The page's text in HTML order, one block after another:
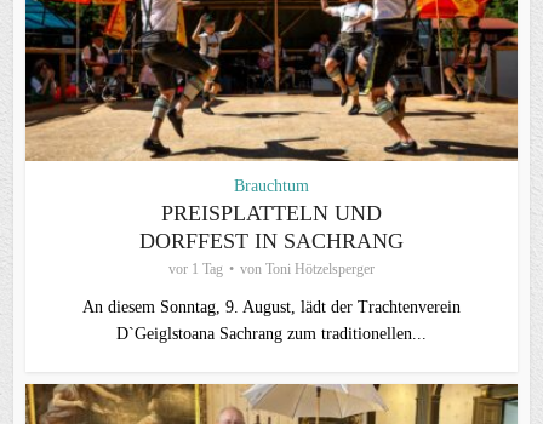
Brauchtum
PREISPLATTELN UND
DORFFEST IN SACHRANG
vor 1 Tag von Toni Hötzelsperger
An diesem Sonntag, 9. August, lädt der Trachtenverein
D`Geiglstoana Sachrang zum traditionellen...